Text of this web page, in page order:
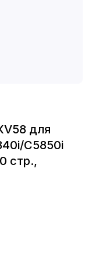
для
C5850i
стр.,